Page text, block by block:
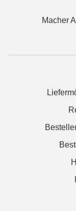
Macher